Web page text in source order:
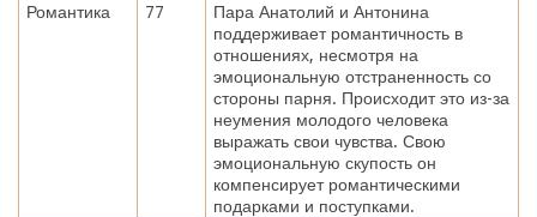
Романтика 77
Пара Анатолий и Антонина
поддерживает романтичность в
отношениях, несмотря на
эмоциональную отстраненность со
стороны парня. Происходит это из-за
неумения молодого человека
выражать свои чувства. Свою
эмоциональную скупость он
компенсирует романтическими
подарками и поступками.